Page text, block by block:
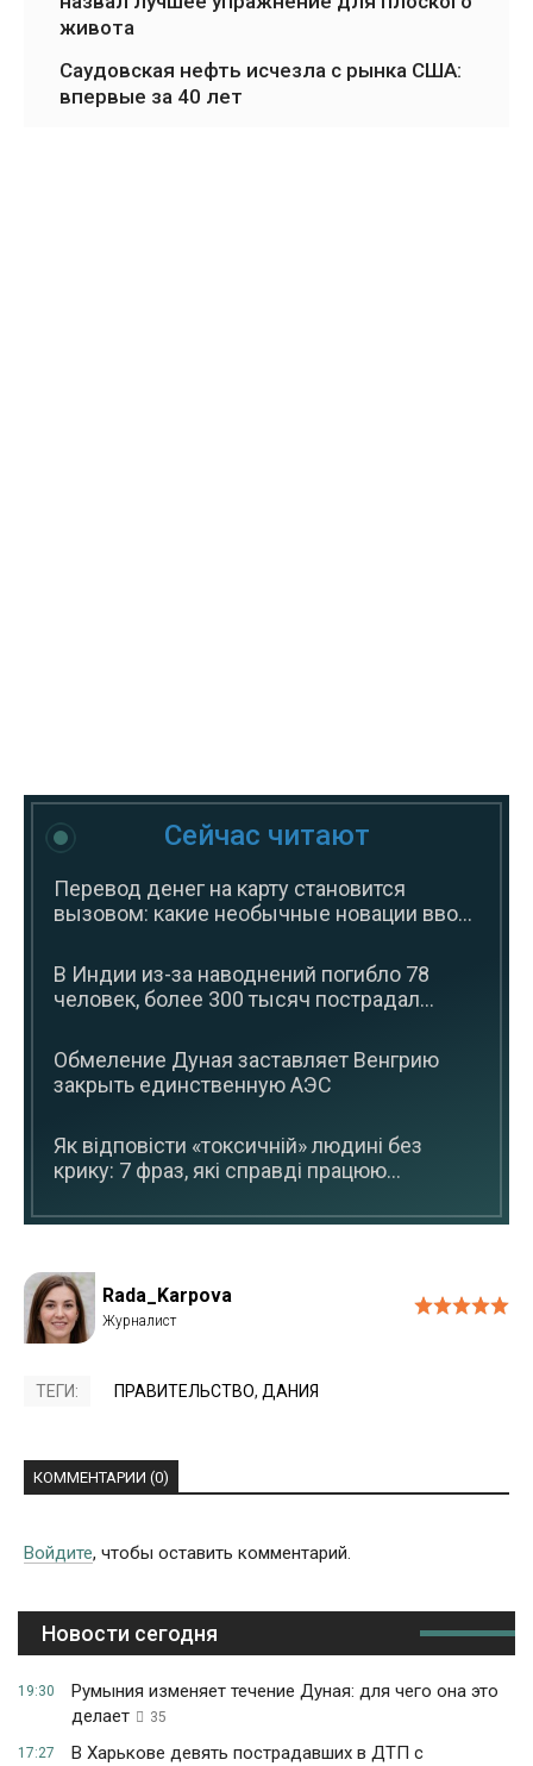
живота
Саудовская нефть исчезла с рынка США:
впервые за 40 лет
Сейчас читают
Перевод денег на карту становится
вызовом: какие необычные новации вво...
В Индии из-за наводнений погибло 78
человек, более 300 тысяч пострадал...
Обмеление Дуная заставляет Венгрию
закрыть единственную АЭС
Як відповісти «токсичній» людині без
крику: 7 фраз, які справді працюю...
Rada_Karpova
ТЕГИ: ПРАВИТЕЛЬСТВО, ДАНИЯ
КОММЕНТАРИИ (0)
Войдите, чтобы оставить комментарий.
Новости сегодня
19:30
Румыния изменяет течение Дуная: для чего она это
делает
35
17:27
В Харькове девять пострадавших в ДТП с